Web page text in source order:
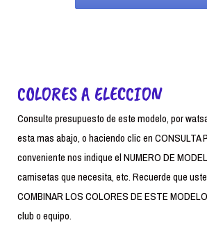
COLORES A ELECCION
Consulte presupuesto de este modelo, por
esta mas abajo, o haciendo clic en CONSULTA
conveniente nos indique el NUMERO DE
camisetas que necesita, etc. Recuerde que
COMBINAR LOS COLORES DE ESTE
club o equipo.